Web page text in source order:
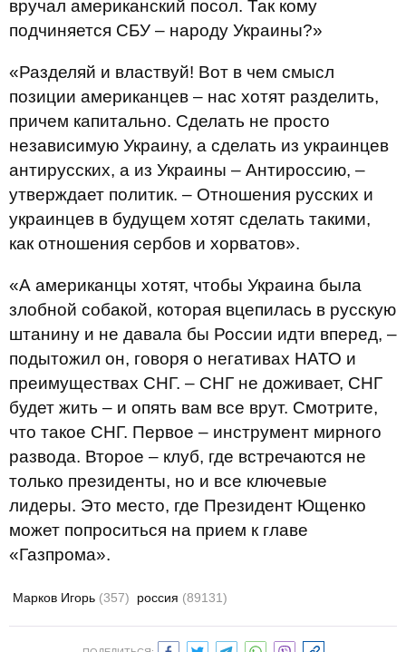
вручал американский посол. Так кому
подчиняется СБУ – народу Украины?»
«Разделяй и властвуй! Вот в чем смысл
позиции американцев – нас хотят разделить,
причем капитально. Сделать не просто
независимую Украину, а сделать из украинцев
антирусских, а из Украины – Антироссию, –
утверждает политик. – Отношения русских и
украинцев в будущем хотят сделать такими,
как отношения сербов и хорватов».
«А американцы хотят, чтобы Украина была
злобной собакой, которая вцепилась в русскую
штанину и не давала бы России идти вперед, –
подытожил он, говоря о негативах НАТО и
преимуществах СНГ. – СНГ не доживает, СНГ
будет жить – и опять вам все врут. Смотрите,
что такое СНГ. Первое – инструмент мирного
развода. Второе – клуб, где встречаются не
только президенты, но и все ключевые
лидеры. Это место, где Президент Ющенко
может попроситься на прием к главе
«Газпрома».
Марков Игорь (357) россия (89131)